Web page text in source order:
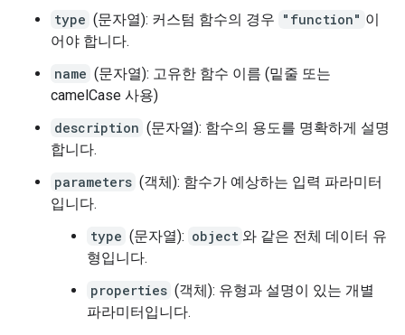
type (문자열): 커스텀 함수의 경우 "function" 이
어야 합니다.
name (문자열): 고유한 함수 이름 (밑줄 또는
camelCase 사용)
description (문자열): 함수의 용도를 명확하게 설명
합니다.
parameters (객체): 함수가 예상하는 입력 파라미터
입니다.
type (문자열): object 와 같은 전체 데이터 유
형입니다.
properties (객체): 유형과 설명이 있는 개별
파라미터입니다.